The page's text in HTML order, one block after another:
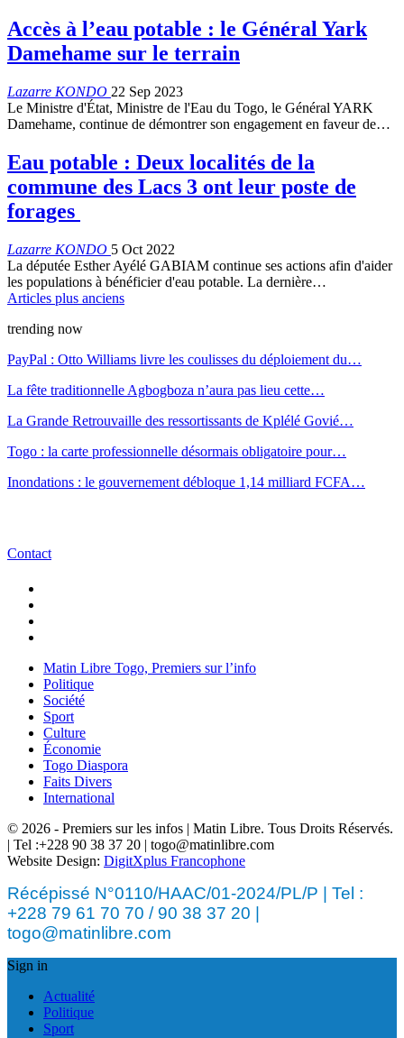
Accès à l’eau potable : le Général Yark
Damehame sur le terrain
Lazarre KONDO 22 Sep 2023
Le Ministre d'État, Ministre de l'Eau du Togo, le Général YARK
Damehame, continue de démontrer son engagement en faveur de…
Eau potable : Deux localités de la
commune des Lacs 3 ont leur poste de
forages
Lazarre KONDO 5 Oct 2022
La députée Esther Ayélé GABIAM continue ses actions afin d'aider
les populations à bénéficier d'eau potable. La dernière…
Articles plus anciens
trending now
PayPal : Otto Williams livre les coulisses du déploiement du…
La fête traditionnelle Agbogboza n’aura pas lieu cette…
La Grande Retrouvaille des ressortissants de Kplélé Govié…
Togo : la carte professionnelle désormais obligatoire pour…
Inondations : le gouvernement débloque 1,14 milliard FCFA…
Contact
Matin Libre Togo, Premiers sur l’info
Politique
Société
Sport
Culture
Économie
Togo Diaspora
Faits Divers
International
© 2026 - Premiers sur les infos | Matin Libre. Tous Droits Réservés.
| Tel :+228 90 38 37 20 | togo@matinlibre.com
Website Design: DigitXplus Francophone
Récépissé N°0110/HAAC/01-2024/PL/P | Tel :
+228 79 61 70 70 / 90 38 37 20 |
togo@matinlibre.com
Sign in
Actualité
Politique
Sport